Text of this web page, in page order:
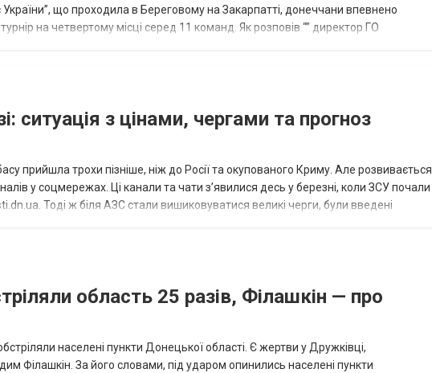
що проходила в Береговому на Закарпатті, донеччани впевнено
на четвертому місці серед 11 команд. Як розповів “” директор ГО
ситуація з цінами, чергами та прогноз
прийшла трохи пізніше, ніж до Росії та окупованого Криму. Але розвивається
у соцмережах. Ці канали та чати з’явилися десь у березні, коли ЗСУ почали
Тоді ж біля АЗС стали вишиковуватися великі черги, були введені
область 25 разів, Філашкін — про
населені пункти Донецької області. Є жертви у Дружківці,
Філашкін. За його словами, під ударом опинились населені пункти